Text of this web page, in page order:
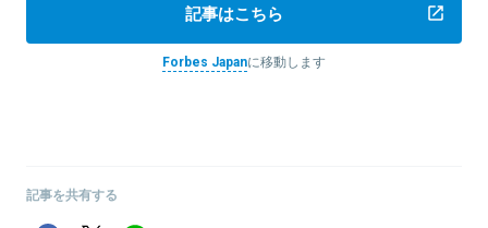
記事はこちら
Forbes Japanに移動します
記事を共有する